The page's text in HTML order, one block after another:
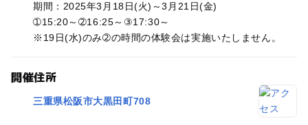
期間：2025年3月18日(火)～3月21日(金)
➀15:20～➁16:25～③17:30～
※19日(水)のみ➁の時間の体験会は実施いたしません。
開催住所
三重県松阪市大黒田町708